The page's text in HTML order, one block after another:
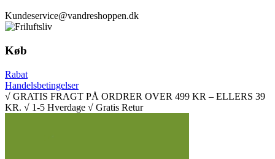
Kundeservice@vandreshoppen.dk
Køb
Rabat
Handelsbetingelser
√ GRATIS FRAGT PÅ ORDRER OVER 499 KR – ELLERS 39
KR. √ 1-5 Hverdage √ Gratis Retur